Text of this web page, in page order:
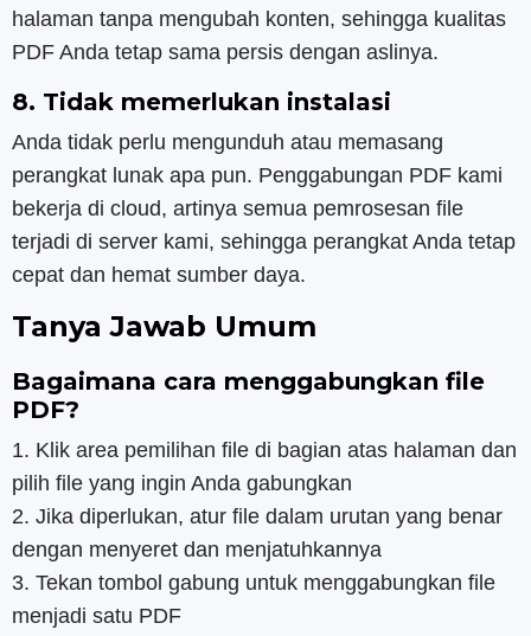
halaman tanpa mengubah konten, sehingga kualitas
PDF Anda tetap sama persis dengan aslinya.
8. Tidak memerlukan instalasi
Anda tidak perlu mengunduh atau memasang
perangkat lunak apa pun. Penggabungan PDF kami
bekerja di cloud, artinya semua pemrosesan file
terjadi di server kami, sehingga perangkat Anda tetap
cepat dan hemat sumber daya.
Tanya Jawab Umum
Bagaimana cara menggabungkan file
PDF?
1. Klik area pemilihan file di bagian atas halaman dan
pilih file yang ingin Anda gabungkan
2. Jika diperlukan, atur file dalam urutan yang benar
dengan menyeret dan menjatuhkannya
3. Tekan tombol gabung untuk menggabungkan file
menjadi satu PDF